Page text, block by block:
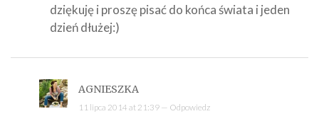
dziękuję i proszę pisać do końca świata i jeden
dzień dłużej:)
AGNIESZKA
11 lipca 2014 at 21:39 — Odpowiedz